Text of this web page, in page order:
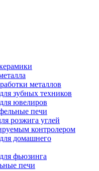
металлов
зубных техников
ювелиров
печи
розжига углей
контролером
домашнего
фьюзинга
печи